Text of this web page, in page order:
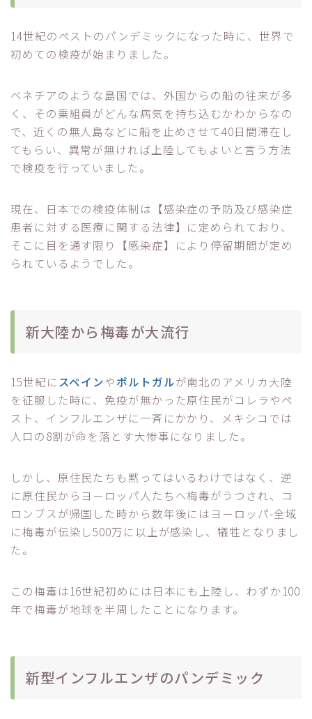
14世紀のペストのパンデミックになった時に、世界で
初めての検疫が始まりました。
ベネチアのような島国では、外国からの船の往来が多
く、その乗組員がどんな病気を持ち込むかわからなの
で、近くの無人島などに船を止めさせて40日間滞在し
てもらい、異常が無ければ上陸してもよいと言う方法
で検疫を行っていました。
現在、日本での検疫体制は【感染症の予防及び感染症
患者に対する医療に関する法律】に定められており、
そこに目を通す限り【感染症】により停留期間が定め
られているようでした。
新大陸から梅毒が大流行
15世紀に スペインやポルトガルが南北のアメリカ大陸
を征服した時に、免疫が無かった原住民がコレラやペ
スト、インフルエンザに一斉にかかり、メキシコでは
人口の8割が命を落とす大惨事になりました。
しかし、原住民たちも黙ってはいるわけではなく、逆
に原住民からヨーロッパ人たちへ梅毒がうつされ、コ
ロンブスが帰国した時から数年後にはヨーロッパ-全域
に梅毒が伝染し500万に以上が感染し、犠牲となりまし
た。
この梅毒は16世紀初めには日本にも上陸し、わずか100
年で梅毒が地球を半周したことになります。
新型インフルエンザのパンデミック